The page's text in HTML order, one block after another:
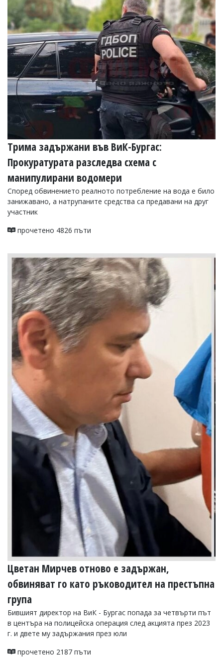
Трима задържани във ВиК-Бургас:
Прокуратурата разследва схема с
манипулирани водомери
Според обвинението реалното потребление на вода е било
занижавано, а натрупаните средства са предавани на друг
участник
прочетено 4826 пъти
Цветан Мирчев отново е задържан,
обвиняват го като ръководител на престъпна
група
Бившият директор на ВиК - Бургас попада за четвърти път
в центъра на полицейска операция след акцията през 2023
г. и двете му задържания през юли
прочетено 2187 пъти